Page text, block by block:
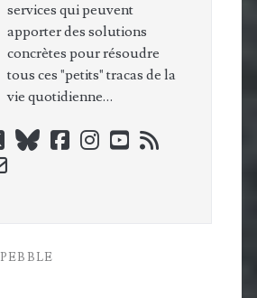
services qui peuvent
apporter des solutions
concrètes pour résoudre
tous ces "petits" tracas de la
vie quotidienne…
twitterblueskyfacebook
instagram
youtube
rss
email-
PEBBLE